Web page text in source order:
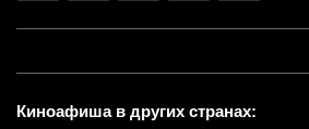
Киноафиша в других странах: